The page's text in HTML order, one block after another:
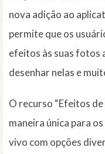
nova adição ao
permite que os
efeitos às suas fotos
desenhar nelas e
O recurso “Efeitos
maneira única para
vivo com opções